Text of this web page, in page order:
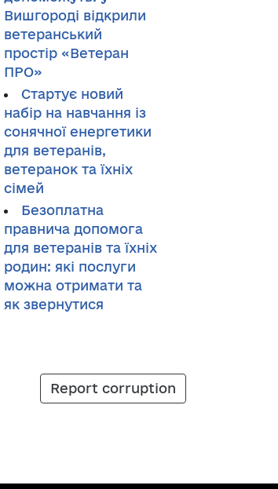
Вишгороді відкрили
ветеранський
простір «Ветеран
ПРО»
Стартує новий
набір на навчання із
сонячної енергетики
для ветеранів,
ветеранок та їхніх
сімей
Безоплатна
правнича допомога
для ветеранів та їхніх
родин: які послуги
можна отримати та
як звернутися
Report corruption